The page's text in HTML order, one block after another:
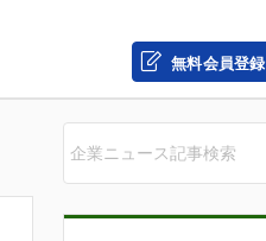
無料会員登録